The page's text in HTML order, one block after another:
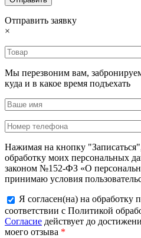
Отправить заявку
×
Мы перезвоним вам,
куда и в какое время подъехать
Нажимая на кнопку
обработку моих персональных
законом №152-ФЗ «О
принимаю условия
Я согласен(на) на обработку
соответствии с Политикой
Согласие действует до
моего отзыва *